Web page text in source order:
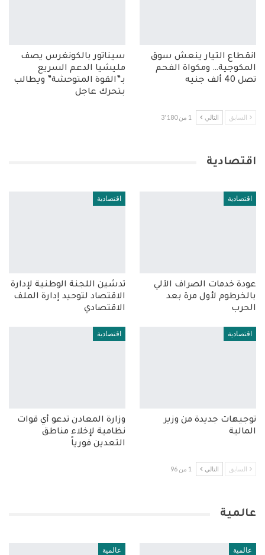
انقطاع التيار ينعش سوق
المكوجية… ومكواة الفحم
تصل 40 ألف جنيه
سيناتور بالكونغرس يصف
مليشيا الدعم السريع
بـ”القوة المتوحشة” ويطالب
بتحرك عاجل
السابق التالي 1 من 3٬180
اقتصادية
اقتصادية
عودة خدمات الصراف الآلي
بالخرطوم لأول مرة بعد
الحرب
اقتصادية
تدشين اللجنة الوطنية لإدارة
الاقتصاد لتوحيد إدارة الملف
الاقتصادي
اقتصادية
توجيهات جديدة من وزير
المالية
اقتصادية
وزارة المعادن تدعو أي قوات
نظامية لإخلاء مناطق
التعدين فورياً
السابق التالي 1 من 96
عالمية
عالمية عالمية